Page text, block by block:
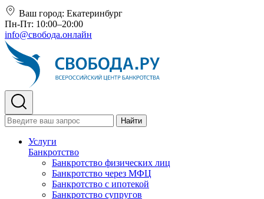
Ваш город: Екатеринбург
Пн-Пт: 10:00–20:00
info@свобода.онлайн
Найти
Услуги
Банкротство
Банкротство физических лиц
Банкротство через МФЦ
Банкротство с ипотекой
Банкротство супругов